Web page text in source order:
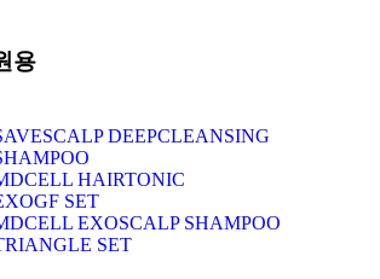
용
DEEPCLEANSING
HAIRTONIC
SET
EXOSCALP SHAMPOO
SET